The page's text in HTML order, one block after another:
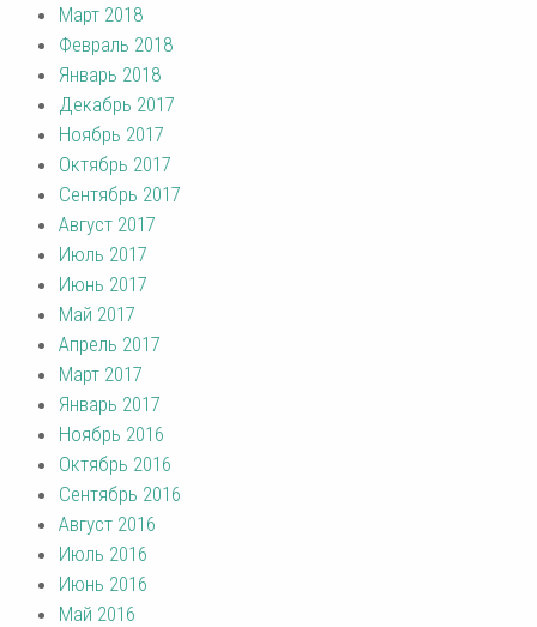
Март 2018
Февраль 2018
Январь 2018
Декабрь 2017
Ноябрь 2017
Октябрь 2017
Сентябрь 2017
Август 2017
Июль 2017
Июнь 2017
Май 2017
Апрель 2017
Март 2017
Январь 2017
Ноябрь 2016
Октябрь 2016
Сентябрь 2016
Август 2016
Июль 2016
Июнь 2016
Май 2016